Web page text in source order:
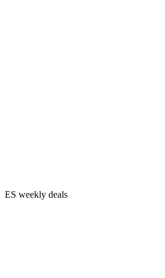
ES weekly deals